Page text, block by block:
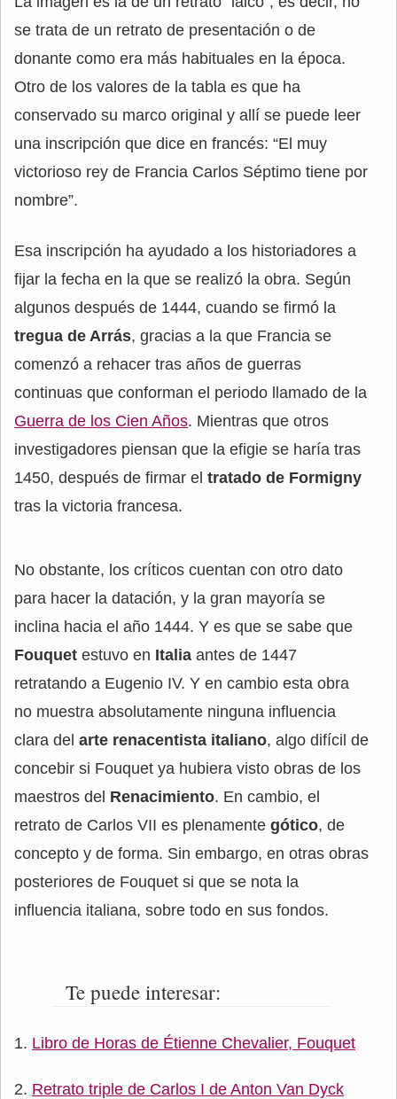
se trata de un retrato de presentación o de
donante como era más habituales en la época.
Otro de los valores de la tabla es que ha
conservado su marco original y allí se puede leer
una inscripción que dice en francés: “El muy
victorioso rey de Francia Carlos Séptimo tiene por
nombre”.
Esa inscripción ha ayudado a los historiadores a
fijar la fecha en la que se realizó la obra. Según
algunos después de 1444, cuando se firmó la
tregua de Arrás, gracias a la que Francia se
comenzó a rehacer tras años de guerras
continuas que conforman el periodo llamado de la
Guerra de los Cien Años. Mientras que otros
investigadores piensan que la efigie se haría tras
1450, después de firmar el tratado de Formigny
tras la victoria francesa.
No obstante, los críticos cuentan con otro dato
para hacer la datación, y la gran mayoría se
inclina hacia el año 1444. Y es que se sabe que
Fouquet estuvo en Italia antes de 1447
retratando a Eugenio IV. Y en cambio esta obra
no muestra absolutamente ninguna influencia
clara del arte renacentista italiano, algo difícil de
concebir si Fouquet ya hubiera visto obras de los
maestros del Renacimiento. En cambio, el
retrato de Carlos VII es plenamente gótico, de
concepto y de forma. Sin embargo, en otras obras
posteriores de Fouquet si que se nota la
influencia italiana, sobre todo en sus fondos.
Te puede interesar:
Libro de Horas de Étienne Chevalier, Fouquet
Retrato triple de Carlos I de Anton Van Dyck